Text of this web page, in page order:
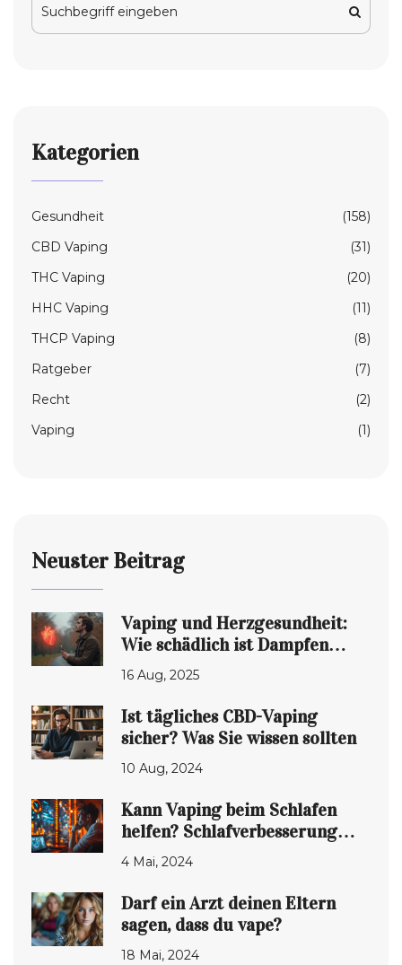
Kategorien
Gesundheit
(158)
CBD Vaping
(31)
THC Vaping
(20)
HHC Vaping
(11)
THCP Vaping
(8)
Ratgeber
(7)
Recht
(2)
Vaping
(1)
Neuster Beitrag
Vaping und Herzgesundheit:
Wie schädlich ist Dampfen
wirklich?
16 Aug, 2025
Ist tägliches CBD-Vaping
sicher? Was Sie wissen sollten
10 Aug, 2024
Kann Vaping beim Schlafen
helfen? Schlafverbesserung
durch Dampfen
4 Mai, 2024
Darf ein Arzt deinen Eltern
sagen, dass du vape?
18 Mai, 2024